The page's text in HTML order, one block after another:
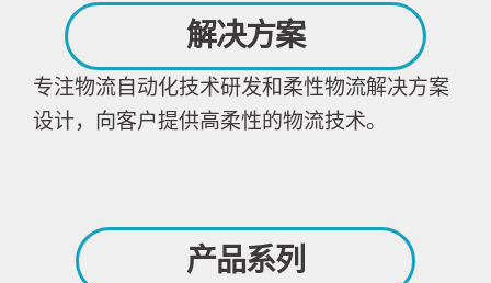
解决方案
专注物流自动化技术研发和柔性物流解决方案
设计，向客户提供高柔性的物流技术。
产品系列